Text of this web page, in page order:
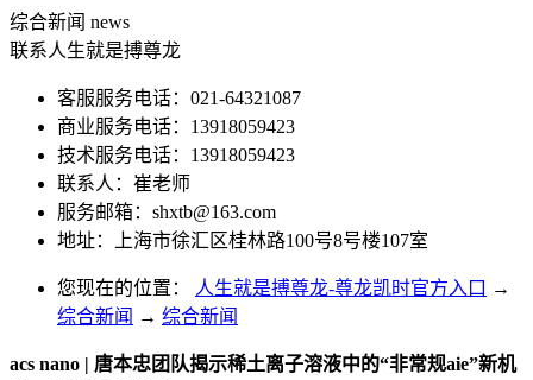
综合新闻 news
联系人生就是搏尊龙
客服服务电话：021-64321087
商业服务电话：13918059423
技术服务电话：13918059423
联系人：崔老师
服务邮箱： shxtb@163.com
地址：上海市徐汇区桂林路100号8号楼107室
您现在的位置： 人生就是搏尊龙-尊龙凯时官方入口 →
综合新闻 → 综合新闻
acs nano | 唐本忠团队揭示稀土离子溶液中的“非常规aie”新机